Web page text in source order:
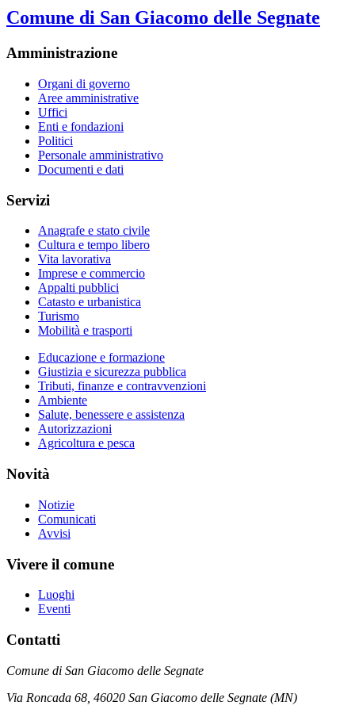
Comune di San Giacomo delle Segnate
Amministrazione
Organi di governo
Aree amministrative
Uffici
Enti e fondazioni
Politici
Personale amministrativo
Documenti e dati
Servizi
Anagrafe e stato civile
Cultura e tempo libero
Vita lavorativa
Imprese e commercio
Appalti pubblici
Catasto e urbanistica
Turismo
Mobilità e trasporti
Educazione e formazione
Giustizia e sicurezza pubblica
Tributi, finanze e contravvenzioni
Ambiente
Salute, benessere e assistenza
Autorizzazioni
Agricoltura e pesca
Novità
Notizie
Comunicati
Avvisi
Vivere il comune
Luoghi
Eventi
Contatti
Comune di San Giacomo delle Segnate
Via Roncada 68, 46020 San Giacomo delle Segnate (MN)